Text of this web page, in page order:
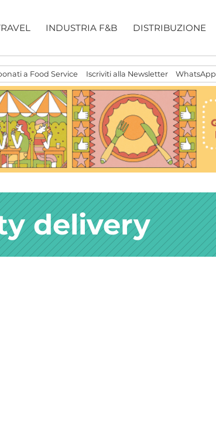
INDUSTRIA F&B DISTRIBUZIONE
a Food Service Iscriviti alla Newsletter WhatsApp
delivery